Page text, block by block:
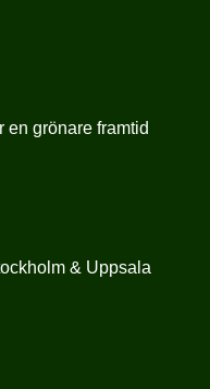
en grönare framtid
& Uppsala